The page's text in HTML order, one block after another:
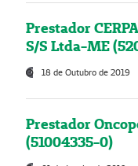
Prestador
S/S Ltda-ME
18 de Outubro de 2019
Prestador
(51004335-0)